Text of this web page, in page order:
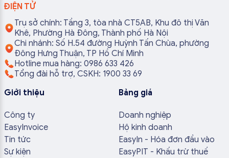
ĐIỆN TỬ
Trụ sở chính: Tầng 3, tòa nhà CT5AB, Khu đô thị Văn
Khê, Phường Hà Đông, Thành phố Hà Nội
Chi nhánh: Số H.54 đường Huỳnh Tấn Chùa, phường
Đông Hưng Thuận, TP Hồ Chí Minh
Hotline mua hàng: 0986 633 426
Tổng đài hỗ trợ, CSKH: 1900 33 69
Giới thiệu
Công ty
EasyInvoice
Tin tức
Sự kiện
Bảng giá
Doanh nghiệp
Hộ kinh doanh
EasyIn - Hóa đơn đầu vào
EasyPIT - Khấu trừ thuế